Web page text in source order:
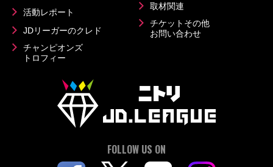
活動レポート
JDリーガーのクレド
チャンピオンズ
トロフィー
取材関連
チケットその他
お問い合わせ
FOLLOW US ON